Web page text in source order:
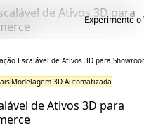
Experimente o
Escalável de Ativos 3D para
Modelagem 3D Automatizada
de Ativos 3D para